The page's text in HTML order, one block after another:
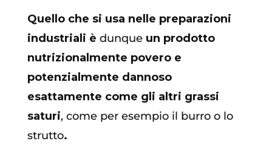
Quello che si usa nelle preparazioni
industriali è dunque un prodotto
nutrizionalmente povero e
potenzialmente dannoso
esattamente come gli altri grassi
saturi, come per esempio il burro o lo
strutto.